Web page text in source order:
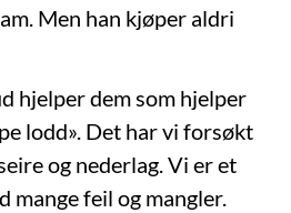
Men han kjøper aldri
hjelper dem som hjelper
lodd». Det har vi forsøkt
og nederlag. Vi er et
mange feil og mangler.